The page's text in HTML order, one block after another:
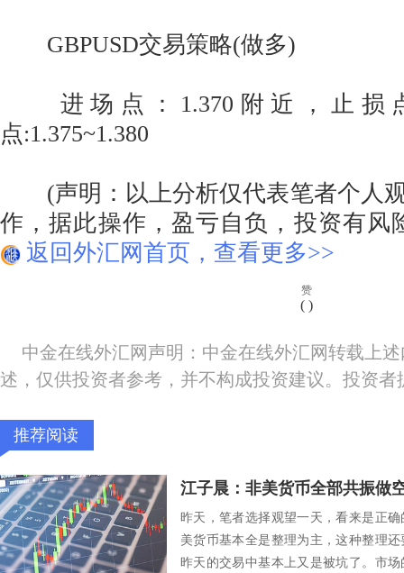
GBPUSD交易策略(做多)
进场点：1.370附近，止损
点:1.375~1.380
(声明：以上分析仅代表笔者个人
作，据此操作，盈亏自负，投资有风
返回外汇网首页，查看更多>>
赞
( )
中金在线外汇网声明：中金在线外汇网转载上
述，仅供投资者参考，并不构成投资建议。投资
推荐阅读
昨天，笔者选择观望一天，看来是正
美货币基本全是整理为主，这种整理
昨天的交易中基本上又是被坑了。市